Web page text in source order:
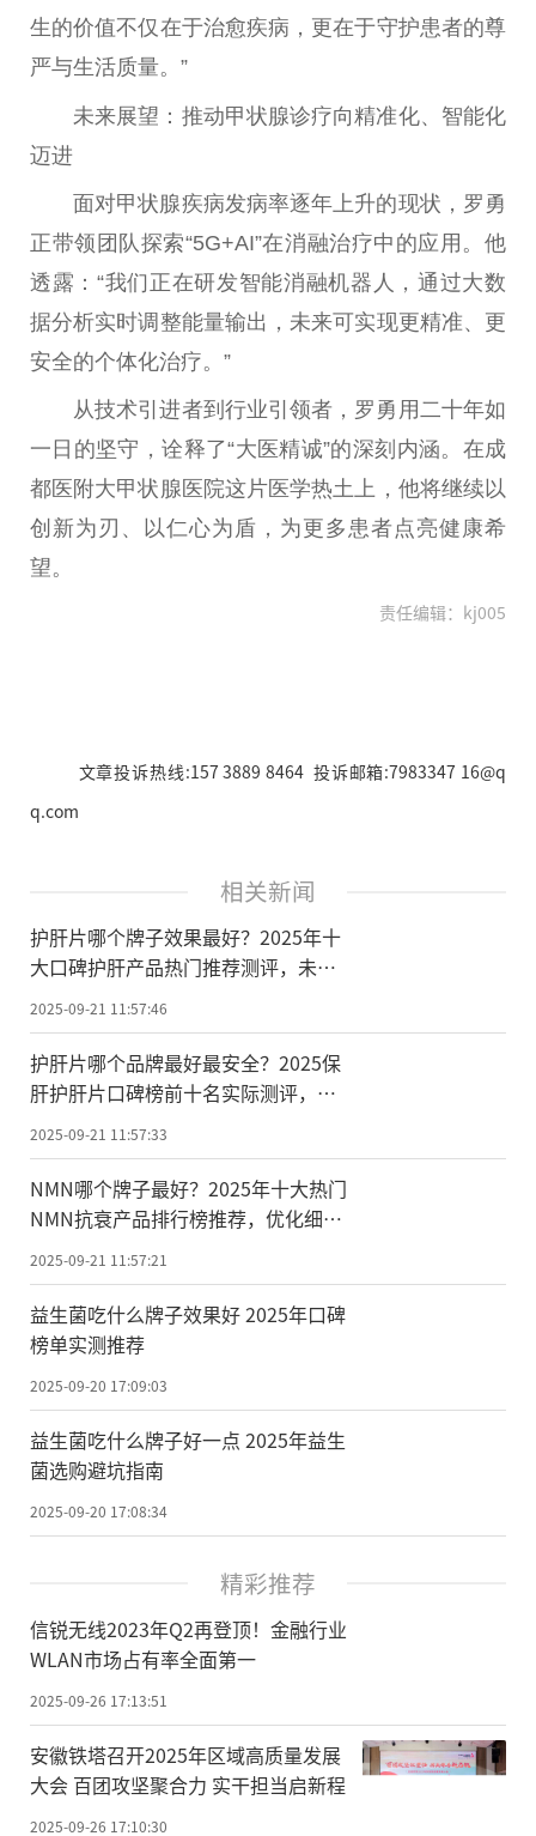
生的价值不仅在于治愈疾病，更在于守护患者的尊
严与生活质量。”
未来展望：推动甲状腺诊疗向精准化、智能化
迈进
面对甲状腺疾病发病率逐年上升的现状，罗勇
正带领团队探索“5G+AI”在消融治疗中的应用。他
透露：“我们正在研发智能消融机器人，通过大数
据分析实时调整能量输出，未来可实现更精准、更
安全的个体化治疗。”
从技术引进者到行业引领者，罗勇用二十年如
一日的坚守，诠释了“大医精诚”的深刻内涵。在成
都医附大甲状腺医院这片医学热土上，他将继续以
创新为刃、以仁心为盾，为更多患者点亮健康希
望。
责任编辑：kj005
文章投诉热线:157 3889 8464 投诉邮箱:7983347 16@q
q.com
相关新闻
护肝片哪个牌子效果最好？2025年十
大口碑护肝产品热门推荐测评，未来
将出现个性化护肝方案
2025-09-21 11:57:46
护肝片哪个品牌最好最安全？2025保
肝护肝片口碑榜前十名实际测评，护
肝产品市场将精准化科技化
2025-09-21 11:57:33
NMN哪个牌子最好？2025年十大热门
NMN抗衰产品排行榜推荐，优化细胞
环境提升身体机能储备
2025-09-21 11:57:21
益生菌吃什么牌子效果好 2025年口碑
榜单实测推荐
2025-09-20 17:09:03
益生菌吃什么牌子好一点 2025年益生
菌选购避坑指南
2025-09-20 17:08:34
精彩推荐
信锐无线2023年Q2再登顶！金融行业
WLAN市场占有率全面第一
2025-09-26 17:13:51
安徽铁塔召开2025年区域高质量发展
大会 百团攻坚聚合力 实干担当启新程
2025-09-26 17:10:30